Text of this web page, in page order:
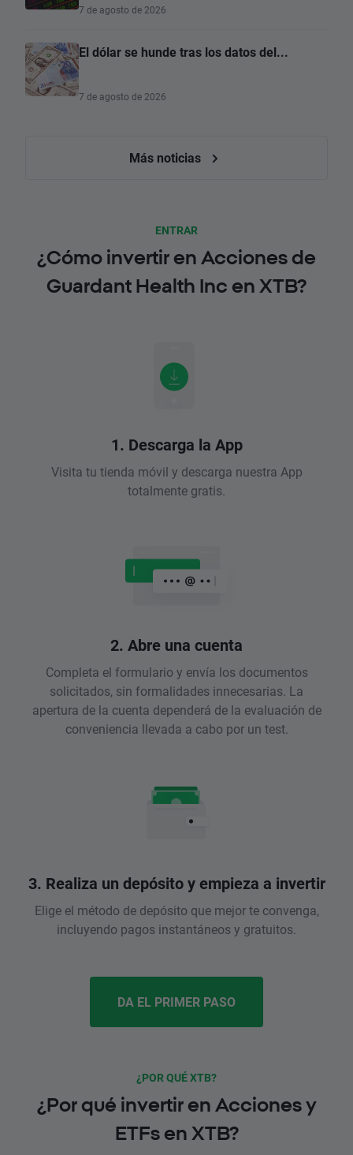
7 de agosto de 2026
El dólar se hunde tras los datos del...
7 de agosto de 2026
Más noticias
ENTRAR
¿Cómo invertir en Acciones de
Guardant Health Inc en XTB?
1. Descarga la App
Visita tu tienda móvil y descarga nuestra App
totalmente gratis.
2. Abre una cuenta
Completa el formulario y envía los documentos
solicitados, sin formalidades innecesarias. La
apertura de la cuenta dependerá de la evaluación de
conveniencia llevada a cabo por un test.
3. Realiza un depósito y empieza a invertir
Elige el método de depósito que mejor te convenga,
incluyendo pagos instantáneos y gratuitos.
DA EL PRIMER PASO
¿POR QUÉ XTB?
¿Por qué invertir en Acciones y
ETFs en XTB?